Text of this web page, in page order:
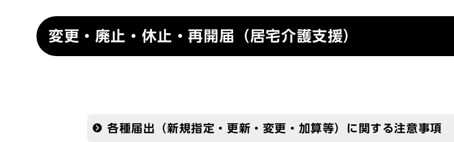
変更・廃止・休止・再開届（居宅介護支援）
各種届出（新規指定・更新・変更・加算等）に関する注意事項